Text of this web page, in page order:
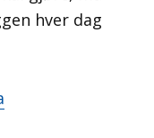
hver dag